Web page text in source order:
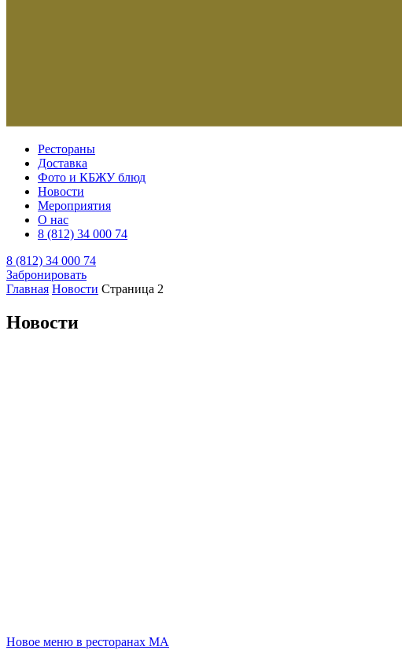
Рестораны
Доставка
Фото и КБЖУ блюд
Новости
Мероприятия
О нас
8 (812) 34 000 74
8 (812) 34 000 74
Забронировать
Главная Новости Страница 2
Новости
Новое меню в ресторанах МА